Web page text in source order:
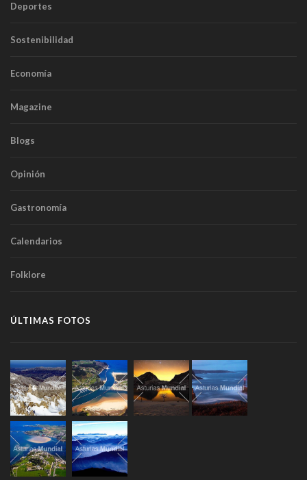
Deportes
Sostenibilidad
Economía
Magazine
Blogs
Opinión
Gastronomía
Calendarios
Folklore
ÚLTIMAS FOTOS